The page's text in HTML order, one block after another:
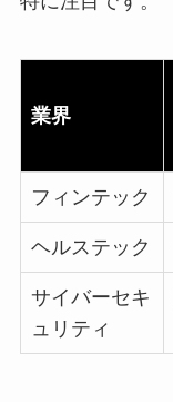
業界
フィンテック
ヘルステック
サイバーセキ
ュリティ